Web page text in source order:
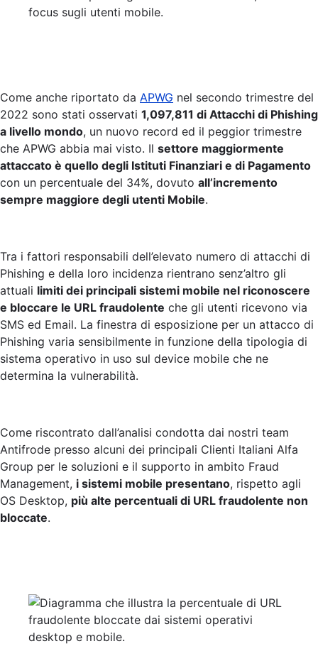
Come anche riportato da APWG nel secondo trimestre del
2022 sono stati osservati 1,097,811 di Attacchi di Phishing
a livello mondo, un nuovo record ed il peggior trimestre
che APWG abbia mai visto. Il settore maggiormente
attaccato è quello degli Istituti Finanziari e di Pagamento
con un percentuale del 34%, dovuto all’incremento
sempre maggiore degli utenti Mobile.
Tra i fattori responsabili dell’elevato numero di attacchi di
Phishing e della loro incidenza rientrano senz’altro gli
attuali limiti dei principali sistemi mobile nel riconoscere
e bloccare le URL fraudolente che gli utenti ricevono via
SMS ed Email. La finestra di esposizione per un attacco di
Phishing varia sensibilmente in funzione della tipologia di
sistema operativo in uso sul device mobile che ne
determina la vulnerabilità.
Come riscontrato dall’analisi condotta dai nostri team
Antifrode presso alcuni dei principali Clienti Italiani Alfa
Group per le soluzioni e il supporto in ambito Fraud
Management, i sistemi mobile presentano, rispetto agli
OS Desktop, più alte percentuali di URL fraudolente non
bloccate.